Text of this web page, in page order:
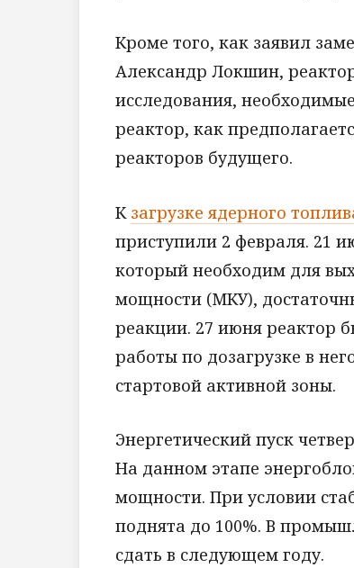
Кроме того, как заявил
Александр Локшин,
исследования,
реактор, как
реакторов будущего.
К загрузке ядерного
приступили 2 февраля. 21
который необходим для
мощности (МКУ),
реакции. 27 июня реактор
работы по дозагрузке в
стартовой активной зоны.
Энергетический пуск
На данном этапе
мощности. При условии
поднята до 100%. В
сдать в следующем году.